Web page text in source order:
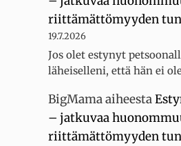
riittämättömyyden
19.7.2026
Jos olet estynyt
läheiselleni, että hän ei
BigMamaaiheesta
– jatkuvaa
riittämättömyyden